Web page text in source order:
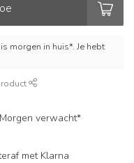
morgen in huis*. Je hebt
verwacht*
met Klarna